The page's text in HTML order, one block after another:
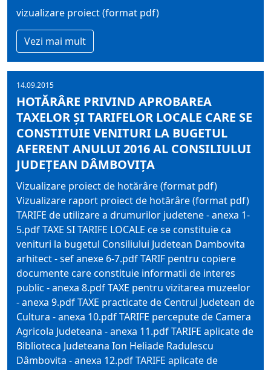
vizualizare proiect (format pdf)
Vezi mai mult
14.09.2015
HOTĂRÂRE PRIVIND APROBAREA
TAXELOR ŞI TARIFELOR LOCALE CARE SE
CONSTITUIE VENITURI LA BUGETUL
AFERENT ANULUI 2016 AL CONSILIULUI
JUDEŢEAN DÂMBOVIŢA
Vizualizare proiect de hotărâre (format pdf)
Vizualizare raport proiect de hotărâre (format pdf)
TARIFE de utilizare a drumurilor judetene - anexa 1-
5.pdf TAXE SI TARIFE LOCALE ce se constituie ca
venituri la bugetul Consiliului Judetean Dambovita
arhitect - sef anexe 6-7.pdf TARIF pentru copiere
documente care constituie informatii de interes
public - anexa 8.pdf TAXE pentru vizitarea muzeelor
- anexa 9.pdf TAXE practicate de Centrul Judetean de
Cultura - anexa 10.pdf TARIFE percepute de Camera
Agricola Judeteana - anexa 11.pdf TARIFE aplicate de
Biblioteca Judeteana Ion Heliade Radulescu
Dâmbovita - anexa 12.pdf TARIFE aplicate de